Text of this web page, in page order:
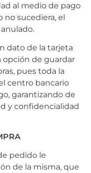
al medio de pago
no sucediera, el
dato de la tarjeta
opción de guardar
pues toda la
centro bancario
garantizando de
y confidencialidad
pedido le
de la misma, que